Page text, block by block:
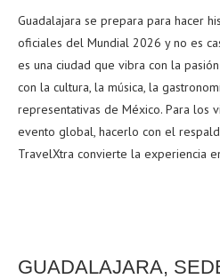
Guadalajara se prepara para hacer
oficiales del Mundial 2026 y no es
es una ciudad que vibra con la
con la cultura, la música, la
representativas de México. Para los
evento global, hacerlo con el
TravelXtra convierte la experiencia
GUADALAJARA,